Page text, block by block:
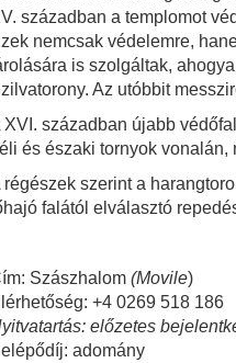
században a templomot
nemcsak védelemre,
is szolgáltak,
Az utóbbit
XVI. században újabb
és északi tornyok vonalán,
régészek szerint a
falától elválasztó
Szászhalom (Movile)
+4 0269 518 186
előzetes
adomány